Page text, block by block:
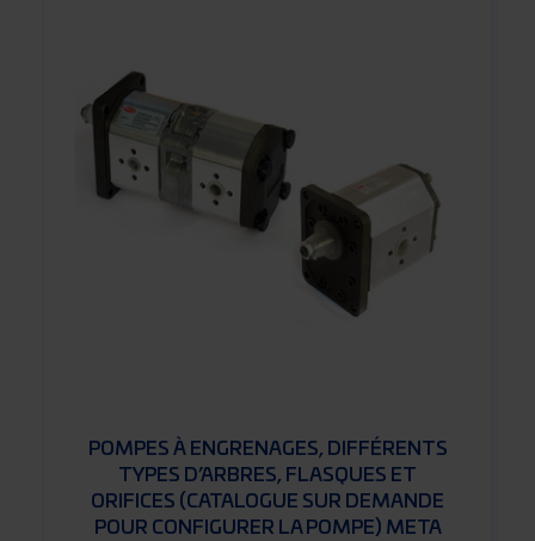
POMPES À ENGRENAGES, DIFFÉRENTS
TYPES D’ARBRES, FLASQUES ET
ORIFICES (CATALOGUE SUR DEMANDE
POUR CONFIGURER LA POMPE) META